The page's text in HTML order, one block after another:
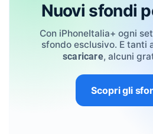
Nuovi sfondi
Con iPhoneItalia+ ogni
sfondo esclusivo. E tanti
scaricare, alcuni
Scopri gli